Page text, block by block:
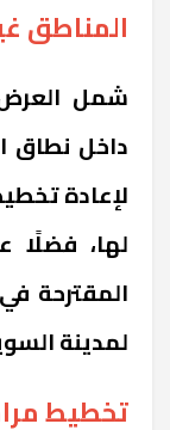
المناطق
شمل العرض
داخل نطاق
لإعادة
لها، فضلًا
المقترحة
لمدينة
تخطيط